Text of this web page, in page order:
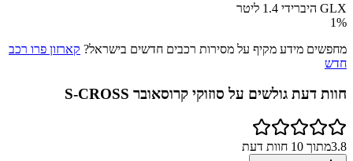
GLX היברידי 1.4 ליטר
1%
מחפשים מידע מקיף על מסירות רכבים חדשים בישראל? קארזון פרו רכב
חדש
חוות דעת גולשים על סוזוקי קרוסאובר S-CROSS
3.8מתוך 10 חוות דעת